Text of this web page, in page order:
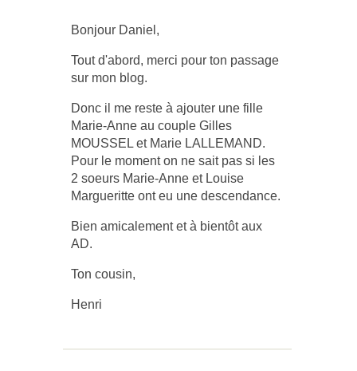
Bonjour Daniel,
Tout d'abord, merci pour ton passage
sur mon blog.
Donc il me reste à ajouter une fille
Marie-Anne au couple Gilles
MOUSSEL et Marie LALLEMAND.
Pour le moment on ne sait pas si les
2 soeurs Marie-Anne et Louise
Margueritte ont eu une descendance.
Bien amicalement et à bientôt aux
AD.
Ton cousin,
Henri